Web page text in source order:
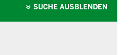
SUCHE AUSBLENDEN